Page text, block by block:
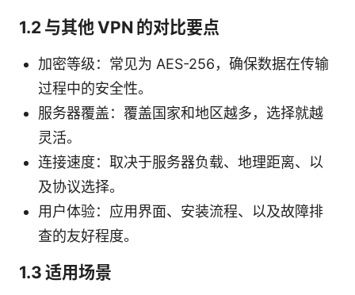
1.2 与其他 VPN 的对比要点
加密等级：常见为 AES-256，确保数据在传输
过程中的安全性。
服务器覆盖：覆盖国家和地区越多，选择就越
灵活。
连接速度：取决于服务器负载、地理距离、以
及协议选择。
用户体验：应用界面、安装流程、以及故障排
查的友好程度。
1.3 适用场景